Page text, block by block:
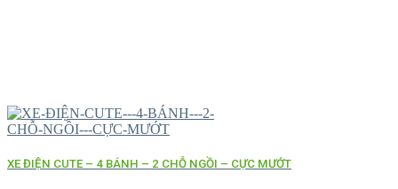
XE ĐIỆN CUTE – 4 BÁNH – 2 CHỖ NGỒI – CỰC MƯỚT